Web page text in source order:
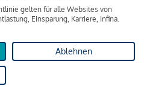
Tipps
Barometer
gelten für alle Websites von
Einsparung, Karriere, Infina.
Ablehnen